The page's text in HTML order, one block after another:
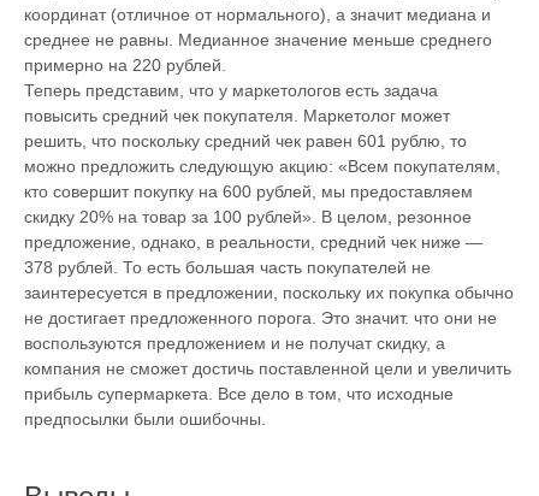
координат (отличное от нормального), а значит медиана и
среднее не равны. Медианное значение меньше среднего
примерно на 220 рублей.
Теперь представим, что у маркетологов есть задача
повысить средний чек покупателя. Маркетолог может
решить, что поскольку средний чек равен 601 рублю, то
можно предложить следующую акцию: «Всем покупателям,
кто совершит покупку на 600 рублей, мы предоставляем
скидку 20% на товар за 100 рублей». В целом, резонное
предложение, однако, в реальности, средний чек ниже —
378 рублей. То есть большая часть покупателей не
заинтересуется в предложении, поскольку их покупка обычно
не достигает предложенного порога. Это значит. что они не
воспользуются предложением и не получат скидку, а
компания не сможет достичь поставленной цели и увеличить
прибыль супермаркета. Все дело в том, что исходные
предпосылки были ошибочны.